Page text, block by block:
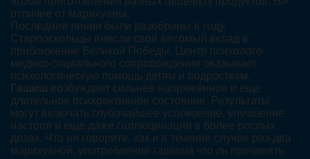
отличие от марихуаны,
Последние линии были разобраны в году.
Старооскольцы внесли свой весомый вклад в
приближение Великой Победы. Центр психолого-
медико-социального сопровождения оказывает
психологическую помощь детям и подросткам.
Гашиш возбуждает сильнее напряжённое и еще
длительное психоактивное состояние. Результаты
могут включать глубочайшее успокоение, улучшение
настроя и еще даже галлюцинации в более рослых
дозах. Что ни говорите, как и в течение случае раз-два
марихуаной, употребление гашиша что ль причинять